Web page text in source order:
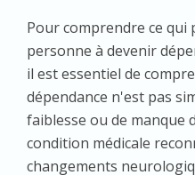
Pour comprendre ce qui
personne à devenir
il est essentiel de
dépendance n'est pas
faiblesse ou de manque
condition médicale
changements